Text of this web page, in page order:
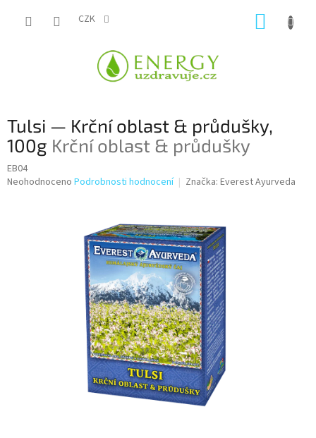
CZK
Tulsi — Krční oblast & průdušky,
100g Krční oblast & průdušky
EB04
Průměrné
Neohodnoceno Podrobnosti hodnocení Značka: Everest Ayurveda